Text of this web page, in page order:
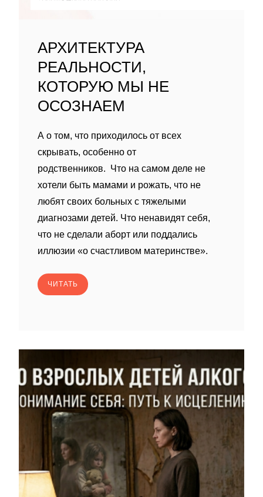
АРХИТЕКТУРА
РЕАЛЬНОСТИ,
КОТОРУЮ МЫ НЕ
ОСОЗНАЕМ
А о том, что приходилось от всех
скрывать, особенно от
родственников. Что на самом деле не
хотели быть мамами и рожать, что не
любят своих больных с тяжелыми
диагнозами детей. Что ненавидят себя,
что не сделали аборт или поддались
иллюзии «о счастливом материнстве».
ЧИТАТЬ